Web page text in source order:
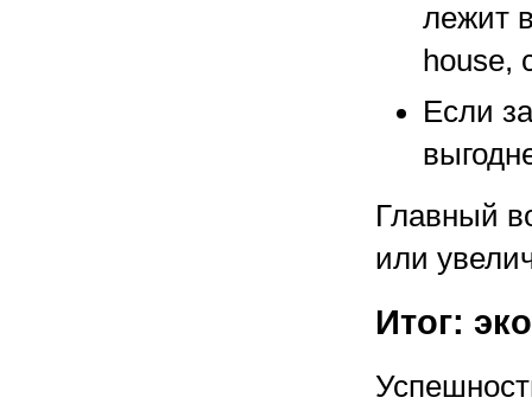
лежит
house,
Если
Главный
или
Итог: